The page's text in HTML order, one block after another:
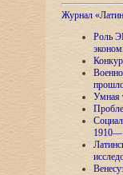
Журнал
Роль
Умная